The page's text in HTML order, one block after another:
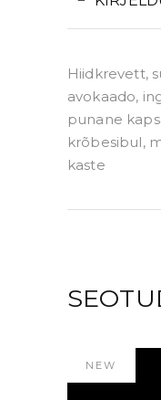
Hiidkrevett,
avokaado,
punane
krõbesibul,
kaste
NEW